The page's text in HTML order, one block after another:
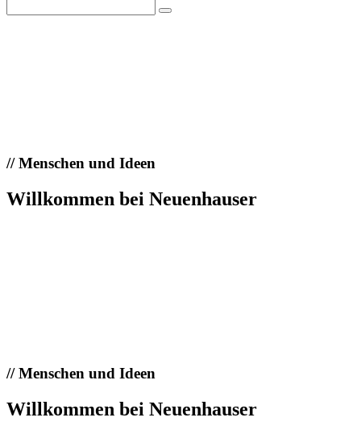
//Menschen und Ideen
Willkommen bei Neuenhauser
//Menschen und Ideen
Willkommen bei Neuenhauser